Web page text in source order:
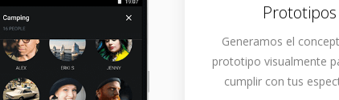
Prototipos
Generamos el
prototipo visualmente
cumplir con tus